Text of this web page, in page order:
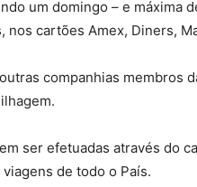
um domingo – e máxima
nos cartões Amex, Diners,
companhias membros
ser efetuadas através do
de todo o País.